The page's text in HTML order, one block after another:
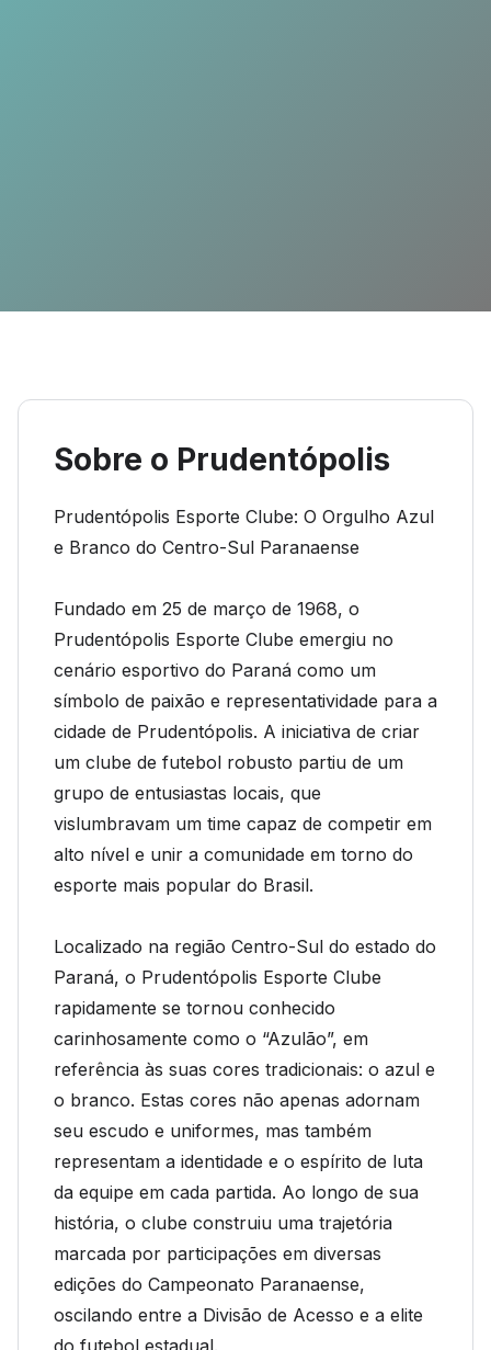
Sobre o Prudentópolis
Prudentópolis Esporte Clube: O Orgulho Azul
e Branco do Centro-Sul Paranaense
Fundado em 25 de março de 1968, o
Prudentópolis Esporte Clube emergiu no
cenário esportivo do Paraná como um
símbolo de paixão e representatividade para a
cidade de Prudentópolis. A iniciativa de criar
um clube de futebol robusto partiu de um
grupo de entusiastas locais, que
vislumbravam um time capaz de competir em
alto nível e unir a comunidade em torno do
esporte mais popular do Brasil.
Localizado na região Centro-Sul do estado do
Paraná, o Prudentópolis Esporte Clube
rapidamente se tornou conhecido
carinhosamente como o “Azulão”, em
referência às suas cores tradicionais: o azul e
o branco. Estas cores não apenas adornam
seu escudo e uniformes, mas também
representam a identidade e o espírito de luta
da equipe em cada partida. Ao longo de sua
história, o clube construiu uma trajetória
marcada por participações em diversas
edições do Campeonato Paranaense,
oscilando entre a Divisão de Acesso e a elite
do futebol estadual.